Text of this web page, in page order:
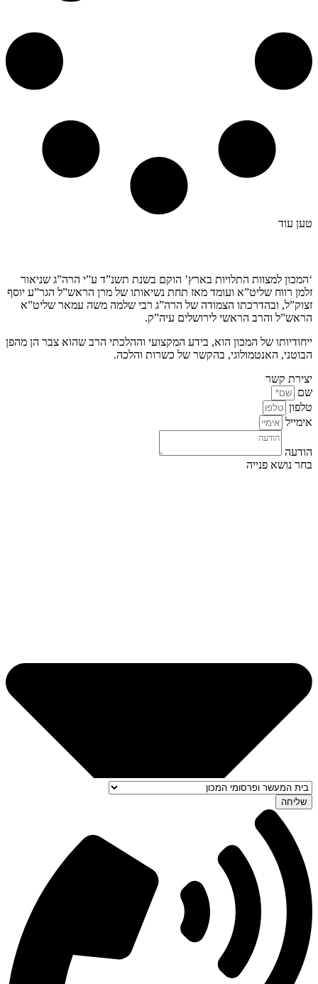
טען עוד
‘המכון למצוות התלויות בארץ’ הוקם בשנת תשנ”ד ע”י הרה”ג שניאור
זלמן רווח שליט”א ועומד מאז תחת נשיאותו של מרן הראש”ל הגר”ע יוסף
זצוק”ל, ובהדרכתו הצמודה של הרה”ג רבי שלמה משה עמאר שליט”א
הראש”ל והרב הראשי לירושלים עיה”ק.
ייחודיותו של המכון הוא, בידע המקצועי וההלכתי הרב שהוא צבר הן מהפן
הבוטני, האנטמולוגי, בהקשר של כשרות והלכה.
יצירת קשר
שם
טלפון
אימייל
הודעה
בחר נושא פנייה
שליחה